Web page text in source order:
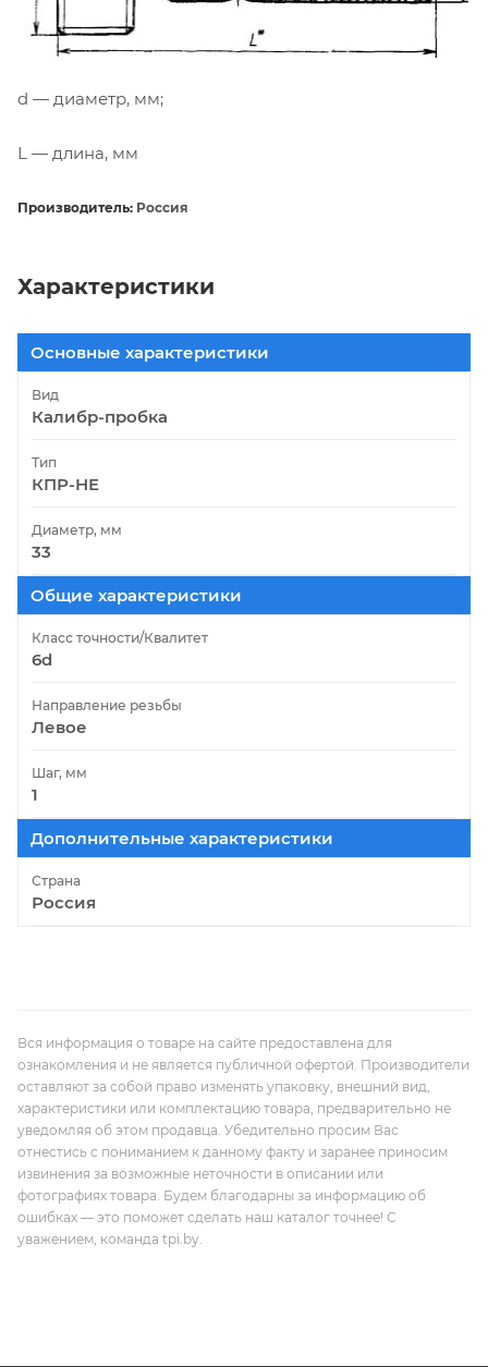
d — диаметр, мм;
L — длина, мм
Производитель: Россия
Характеристики
Основные характеристики
Вид
Калибр-пробка
Тип
КПР-НЕ
Диаметр, мм
33
Общие характеристики
Класс точности/Квалитет
6d
Направление резьбы
Левое
Шаг, мм
1
Дополнительные характеристики
Страна
Россия
Вся информация о товаре на сайте предоставлена для
ознакомления и не является публичной офертой. Производители
оставляют за собой право изменять упаковку, внешний вид,
характеристики или комплектацию товара, предварительно не
уведомляя об этом продавца. Убедительно просим Вас
отнестись с пониманием к данному факту и заранее приносим
извинения за возможные неточности в описании или
фотографиях товара. Будем благодарны за информацию об
ошибках — это поможет сделать наш каталог точнее! С
уважением, команда tpi.by.